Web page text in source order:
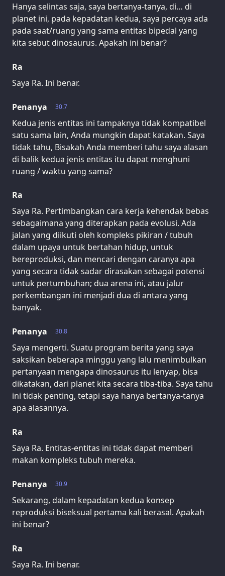
Hanya selintas saja, saya bertanya-tanya, di… di
planet ini, pada kepadatan kedua, saya percaya ada
pada saat/ruang yang sama entitas bipedal yang
kita sebut dinosaurus. Apakah ini benar?
Ra
Saya Ra. Ini benar.
30.7
Penanya
Kedua jenis entitas ini tampaknya tidak kompatibel
satu sama lain, Anda mungkin dapat katakan. Saya
tidak tahu, Bisakah Anda memberi tahu saya alasan
di balik kedua jenis entitas itu dapat menghuni
ruang / waktu yang sama?
Ra
Saya Ra. Pertimbangkan cara kerja kehendak bebas
sebagaimana yang diterapkan pada evolusi. Ada
jalan yang diikuti oleh kompleks pikiran / tubuh
dalam upaya untuk bertahan hidup, untuk
bereproduksi, dan mencari dengan caranya apa
yang secara tidak sadar dirasakan sebagai potensi
untuk pertumbuhan; dua arena ini, atau jalur
perkembangan ini menjadi dua di antara yang
banyak.
30.8
Penanya
Saya mengerti. Suatu program berita yang saya
saksikan beberapa minggu yang lalu menimbulkan
pertanyaan mengapa dinosaurus itu lenyap, bisa
dikatakan, dari planet kita secara tiba-tiba. Saya tahu
ini tidak penting, tetapi saya hanya bertanya-tanya
apa alasannya.
Ra
Saya Ra. Entitas-entitas ini tidak dapat memberi
makan kompleks tubuh mereka.
30.9
Penanya
Sekarang, dalam kepadatan kedua konsep
reproduksi biseksual pertama kali berasal. Apakah
ini benar?
Ra
Saya Ra. Ini benar.